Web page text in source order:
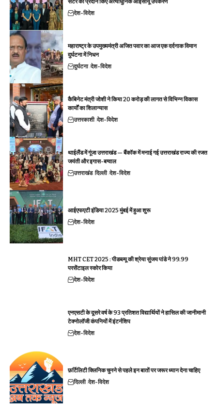
सेंटर को प्रदान किए अत्याधुनिक आईसीयू उपकरण
देश-विदेश
महाराष्ट्र के उपमुख्यमंत्री अजित पवार का आज एक दर्दनाक विमान
दुर्घटना में निधन
दुर्घटना देश-विदेश
कैबिनेट मंत्री जोशी ने किया 20 करोड़ की लागत से विभिन्न विकास
कार्यों का शिलान्यास
उत्तरकाशी देश-विदेश
थाईलैंड में गूंजा उत्तराखंड — बैंकॉक में मनाई गई उत्तराखंड राज्य की रजत
जयंती और इगास-बग्वाल
उत्तराखंड दिल्ली देश-विदेश
आईएफएटी इंडिया 2025 मुंबई में हुआ शुरू
देश-विदेश
MHT CET 2025 : पीडब्ल्यू की श्रेया सुंजय पांडे ने 99.99
परसेंटाइल स्कोर किया
देश-विदेश
एनएसटी के दूसरे वर्ष के 93 प्रतिशत विद्यार्थियों ने हासिल की जानीमानी
टेक्नोलॉजी कंपनियों में इंटर्नशिप
देश-विदेश
फ़र्टिलिटी क्लिनिक चुनने से पहले इन बातों पर जरूर ध्यान देना चाहिए
दिल्ली देश-विदेश